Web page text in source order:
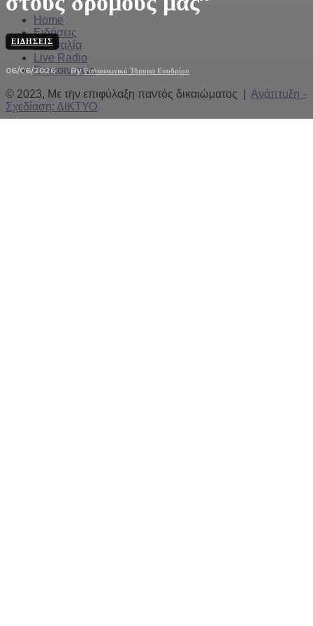
ΕΙΔΉΣΕΙΣ
06/06/2026 By Ραδιοφωνικό Ίδρυμα Ευυδρίου
Home
Ειδήσεις
Θεσσαλία
Live Radio
Επικοινωνία
© 2023, Με την επιφύλαξη παντός δικαιώματος | Ανάπτυξη -
Σχεδίαση: ΔΙΚΤΥΟ